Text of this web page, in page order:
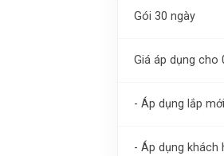
Gói 30 ngày
Giá áp dụng
- Áp dụng lắp
- Áp dụng